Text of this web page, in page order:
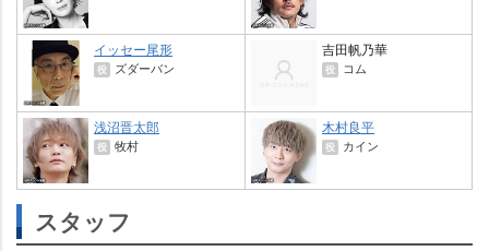
イッセー尾形
役 ズダーバン
吉田帆乃華
役 コム
浅沼晋太郎
役 牧村
木村良平
役 カイン
スタッフ